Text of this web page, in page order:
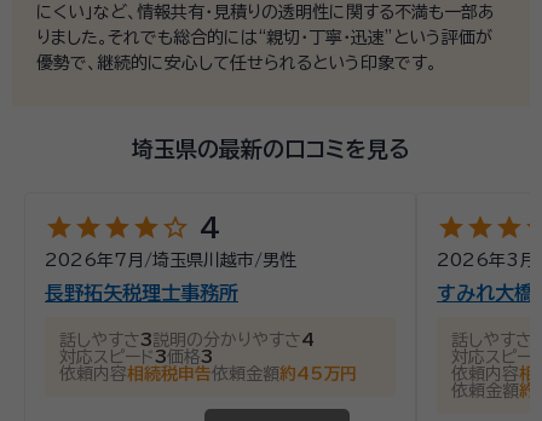
にくい」など、情報共有・見積りの透明性に関する不満も一部あ
りました。それでも総合的には“親切・丁寧・迅速”という評価が
優勢で、継続的に安心して任せられるという印象です。
埼玉県の最新の口コミを見る
starstarstarstarstar_outline 4
2026年7月 /埼玉県川越市/男性
長野拓矢税理士事務所
話しやすさ3説明の分かりやすさ4
対応スピード3価格3
依頼内容相続税申告依頼金額約45万円
starstarstar
2026年3月
すみれ大橋
話しやすさ
対応スピー
依頼内容相
依頼金額約